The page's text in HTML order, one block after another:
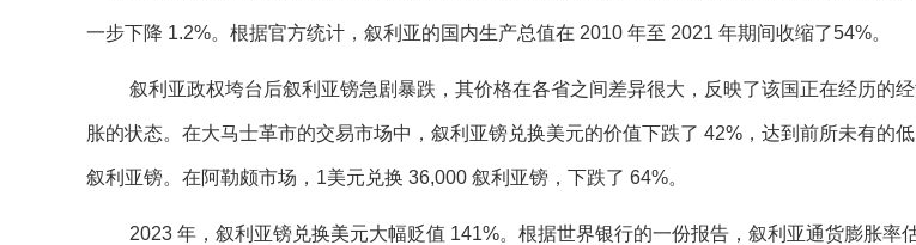
一步下降 1.2%。根据官方统计，叙利亚的国内生产总值在 2010 年至 2021 年期间收缩了54%。
叙利亚政权垮台后叙利亚镑急剧暴跌，其价格在各省之间差异很大，反映了该国正在经历的
胀的状态。在大马士革市的交易市场中，叙利亚镑兑换美元的价值下跌了 42%，达到前所未有的
叙利亚镑。在阿勒颇市场，1美元兑换 36,000 叙利亚镑，下跌了 64%。
2023 年，叙利亚镑兑换美元大幅贬值 141%。根据世界银行的一份报告，叙利亚通货膨胀率